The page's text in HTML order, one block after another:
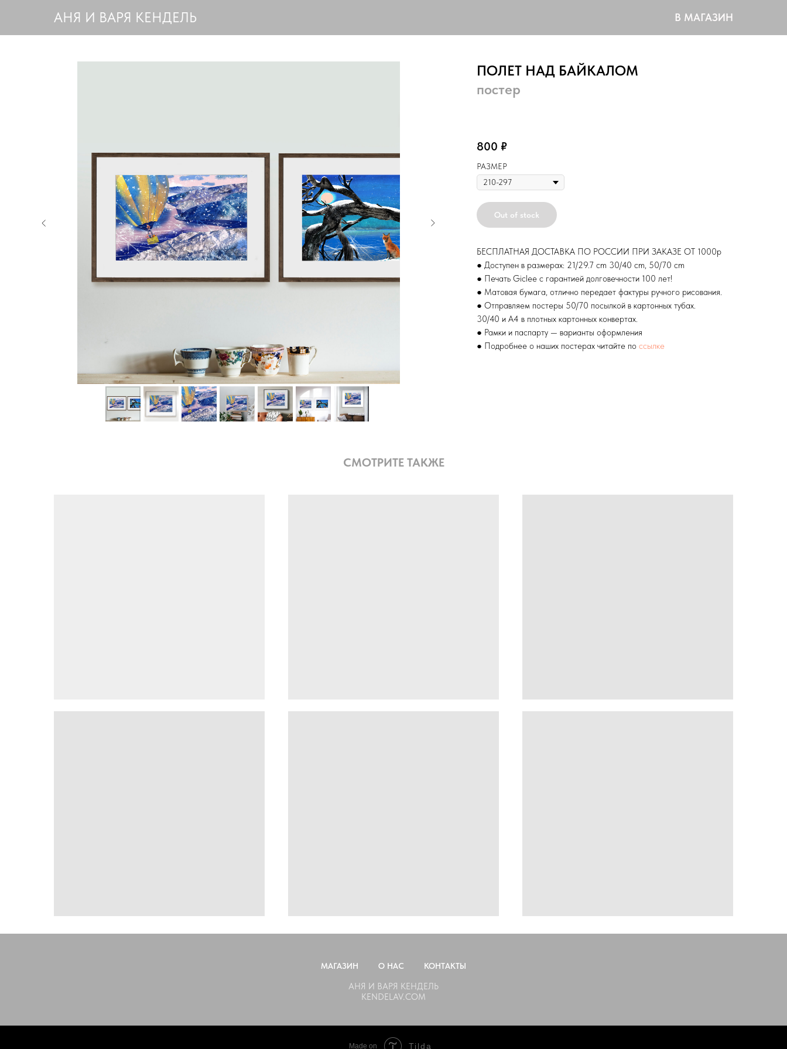
АНЯ И ВАРЯ КЕНДЕЛЬ В МАГАЗИН
ПОЛЕТ НАД БАЙКАЛОМ
постер
800 ₽
РАЗМЕР
Out of stock
БЕСПЛАТНАЯ ДОСТАВКА ПО РОССИИ ПРИ ЗАКАЗЕ ОТ 1000р
● Доступен в размерах: 21/29.7 cm 30/40 cm, 50/70 cm
● Печать Giclee с гарантией долговечности 100 лет!
● Матовая бумага, отлично передает фактуры ручного рисования.
● Отправляем постеры 50/70 посылкой в картонных тубах.
30/40 и А4 в плотных картонных конвертах.
● Рамки и паспарту — варианты оформления
● Подробнее о наших постерах читайте по ссылке
СМОТРИТЕ ТАКЖЕ
МАГАЗИН О НАС КОНТАКТЫ
АНЯ И ВАРЯ КЕНДЕЛЬ
KENDELAV.COM
Made on Tilda